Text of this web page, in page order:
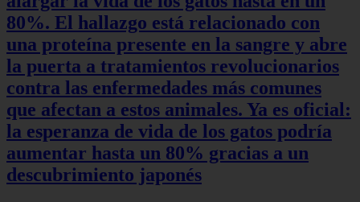
80%. El hallazgo está relacionado con
una proteína presente en la sangre y abre
la puerta a tratamientos revolucionarios
contra las enfermedades más comunes
que afectan a estos animales. Ya es oficial:
la esperanza de vida de los gatos podría
aumentar hasta un 80% gracias a un
descubrimiento japonés